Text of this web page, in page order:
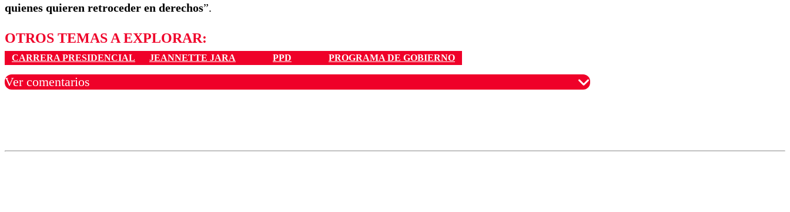
quienes quieren retroceder en derechos”.
OTROS TEMAS A EXPLORAR:
CARRERA PRESIDENCIAL JEANNETTE JARA PPD PROGRAMA DE GOBIERNO
Ver comentarios